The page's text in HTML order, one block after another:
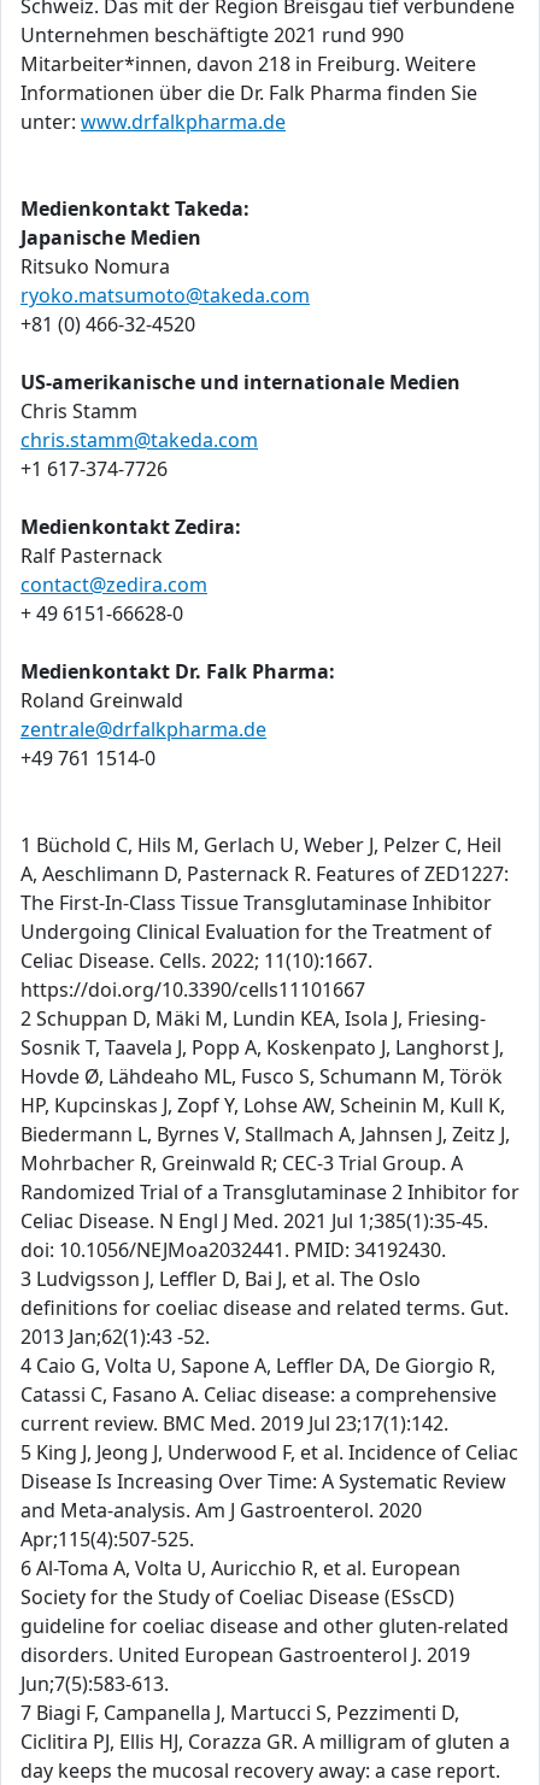
Schweiz. Das mit der Region Breisgau tief verbundene
Unternehmen beschäftigte 2021 rund 990
Mitarbeiter*innen, davon 218 in Freiburg. Weitere
Informationen über die Dr. Falk Pharma finden Sie
unter: www.drfalkpharma.de
Medienkontakt Takeda:
Japanische Medien
Ritsuko Nomura
ryoko.matsumoto@takeda.com
+81 (0) 466-32-4520
US-amerikanische und internationale Medien
Chris Stamm
chris.stamm@takeda.com
+1 617-374-7726
Medienkontakt Zedira:
Ralf Pasternack
contact@zedira.com
+ 49 6151-66628-0
Medienkontakt Dr. Falk Pharma:
Roland Greinwald
zentrale@drfalkpharma.de
+49 761 1514-0
1 Büchold C, Hils M, Gerlach U, Weber J, Pelzer C, Heil
A, Aeschlimann D, Pasternack R. Features of ZED1227:
The First-In-Class Tissue Transglutaminase Inhibitor
Undergoing Clinical Evaluation for the Treatment of
Celiac Disease. Cells. 2022; 11(10):1667.
https://doi.org/10.3390/cells11101667
2 Schuppan D, Mäki M, Lundin KEA, Isola J, Friesing-
Sosnik T, Taavela J, Popp A, Koskenpato J, Langhorst J,
Hovde Ø, Lähdeaho ML, Fusco S, Schumann M, Török
HP, Kupcinskas J, Zopf Y, Lohse AW, Scheinin M, Kull K,
Biedermann L, Byrnes V, Stallmach A, Jahnsen J, Zeitz J,
Mohrbacher R, Greinwald R; CEC-3 Trial Group. A
Randomized Trial of a Transglutaminase 2 Inhibitor for
Celiac Disease. N Engl J Med. 2021 Jul 1;385(1):35-45.
doi: 10.1056/NEJMoa2032441. PMID: 34192430.
3 Ludvigsson J, Leffler D, Bai J, et al. The Oslo
definitions for coeliac disease and related terms. Gut.
2013 Jan;62(1):43 -52.
4 Caio G, Volta U, Sapone A, Leffler DA, De Giorgio R,
Catassi C, Fasano A. Celiac disease: a comprehensive
current review. BMC Med. 2019 Jul 23;17(1):142.
5 King J, Jeong J, Underwood F, et al. Incidence of Celiac
Disease Is Increasing Over Time: A Systematic Review
and Meta-analysis. Am J Gastroenterol. 2020
Apr;115(4):507-525.
6 Al-Toma A, Volta U, Auricchio R, et al. European
Society for the Study of Coeliac Disease (ESsCD)
guideline for coeliac disease and other gluten-related
disorders. United European Gastroenterol J. 2019
Jun;7(5):583-613.
7 Biagi F, Campanella J, Martucci S, Pezzimenti D,
Ciclitira PJ, Ellis HJ, Corazza GR. A milligram of gluten a
day keeps the mucosal recovery away: a case report.